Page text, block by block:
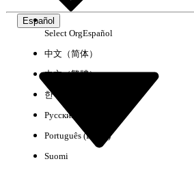
Español
Select OrgEspañol
中文（简体）
中文（繁體）
한국어
Русский
Português (Brasil)
Suomi